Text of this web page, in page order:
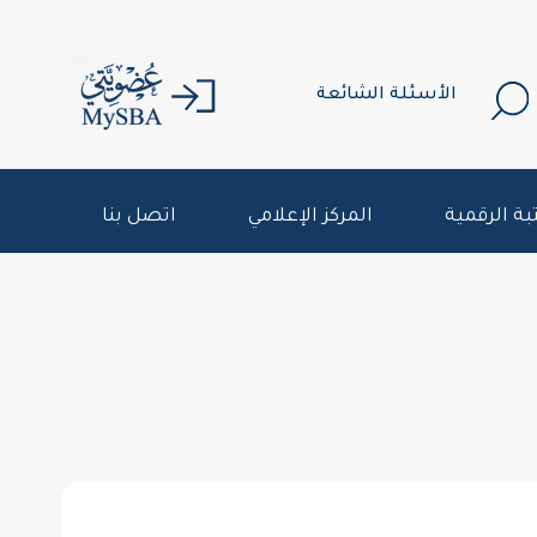
الأسئلة الشائعة
الرقمية المركز الإعلامي اتصل بنا